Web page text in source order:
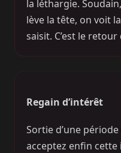
la léthargie.
lève la tête, on voit
saisit. C’est le
Regain d’intérêt
Sortie d’une
acceptez enfin